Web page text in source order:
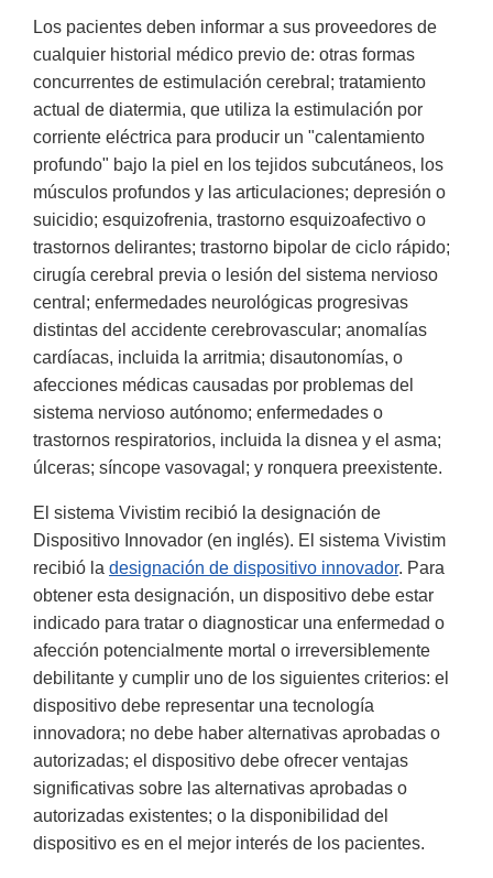
Los pacientes deben informar a sus proveedores de
cualquier historial médico previo de: otras formas
concurrentes de estimulación cerebral; tratamiento
actual de diatermia, que utiliza la estimulación por
corriente eléctrica para producir un "calentamiento
profundo" bajo la piel en los tejidos subcutáneos, los
músculos profundos y las articulaciones; depresión o
suicidio; esquizofrenia, trastorno esquizoafectivo o
trastornos delirantes; trastorno bipolar de ciclo rápido;
cirugía cerebral previa o lesión del sistema nervioso
central; enfermedades neurológicas progresivas
distintas del accidente cerebrovascular; anomalías
cardíacas, incluida la arritmia; disautonomías, o
afecciones médicas causadas por problemas del
sistema nervioso autónomo; enfermedades o
trastornos respiratorios, incluida la disnea y el asma;
úlceras; síncope vasovagal; y ronquera preexistente.
El sistema Vivistim recibió la designación de
Dispositivo Innovador (en inglés). El sistema Vivistim
recibió la designación de dispositivo innovador. Para
obtener esta designación, un dispositivo debe estar
indicado para tratar o diagnosticar una enfermedad o
afección potencialmente mortal o irreversiblemente
debilitante y cumplir uno de los siguientes criterios: el
dispositivo debe representar una tecnología
innovadora; no debe haber alternativas aprobadas o
autorizadas; el dispositivo debe ofrecer ventajas
significativas sobre las alternativas aprobadas o
autorizadas existentes; o la disponibilidad del
dispositivo es en el mejor interés de los pacientes.